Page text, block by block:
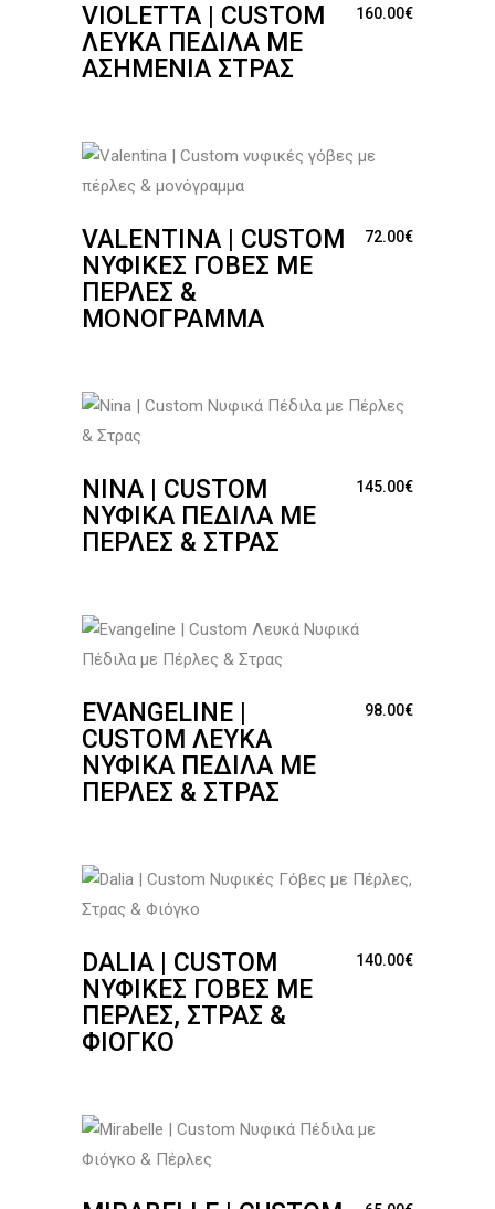
VIOLETTA | CUSTOM
ΛΕΥΚΆ ΠΈΔΙΛΑ ΜΕ
ΑΣΗΜΈΝΙΑ ΣΤΡΑΣ
160.00€
VALENTINA | CUSTOM
ΝΥΦΙΚΈΣ ΓΌΒΕΣ ΜΕ
ΠΈΡΛΕΣ &
ΜΟΝΌΓΡΑΜΜΑ
72.00€
NINA | CUSTOM
ΝΥΦΙΚΆ ΠΈΔΙΛΑ ΜΕ
ΠΈΡΛΕΣ & ΣΤΡΑΣ
145.00€
EVANGELINE |
CUSTOM ΛΕΥΚΆ
ΝΥΦΙΚΆ ΠΈΔΙΛΑ ΜΕ
ΠΈΡΛΕΣ & ΣΤΡΑΣ
98.00€
DALIA | CUSTOM
ΝΥΦΙΚΈΣ ΓΌΒΕΣ ΜΕ
ΠΈΡΛΕΣ, ΣΤΡΑΣ &
ΦΙΌΓΚΟ
140.00€